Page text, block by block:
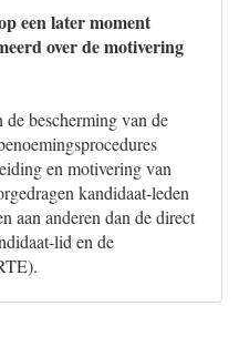
een later moment
over de motivering
bescherming van de
en motivering van
kandidaat-leden
aan anderen dan de direct
lid en de